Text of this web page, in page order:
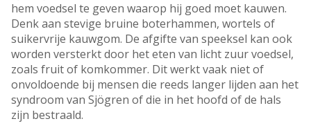
hem voedsel te geven waarop hij goed moet kauwen.
Denk aan stevige bruine boterhammen, wortels of
suikervrije kauwgom. De afgifte van speeksel kan ook
worden versterkt door het eten van licht zuur voedsel,
zoals fruit of komkommer. Dit werkt vaak niet of
onvoldoende bij mensen die reeds langer lijden aan het
syndroom van Sjögren of die in het hoofd of de hals
zijn bestraald.